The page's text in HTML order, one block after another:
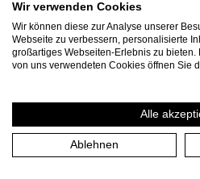
Contact
Press Download
Wir verwenden Cookies
Wir können diese zur Analyse unserer
Webseite zu verbessern, personalisierte
großartiges Webseiten-Erlebnis zu bieten.
von uns verwendeten Cookies öffnen Sie
Alle
Ablehnen